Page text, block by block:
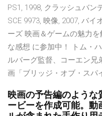
PS1, 1998, クラッシュバン
SCE 9973, 映像, 2007, バイ
ーズ 映画＆ゲームの魅力
な感想 に参加中！ トム・
ルバーグ監督、コーエン兄
画「ブリッジ・オブ・スパ
映画の予告編のよう
ービーを作成可能。動